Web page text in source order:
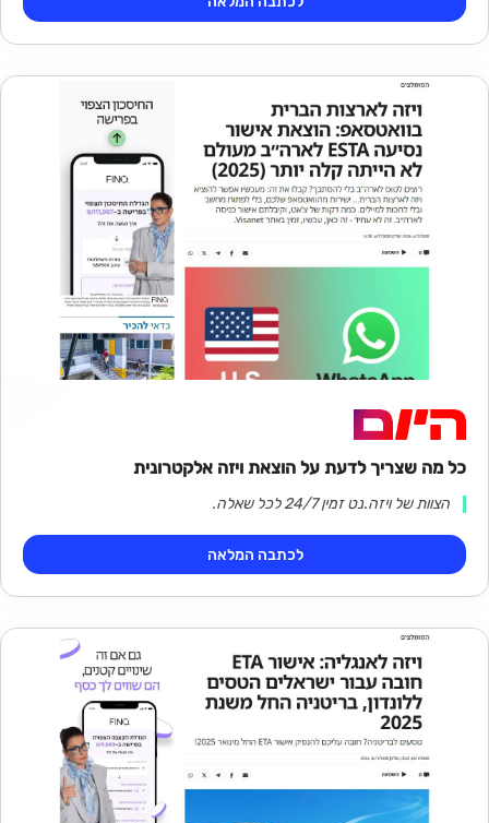
כל מה שצריך לדעת על הוצאת ויזה אלקטרונית
הצוות של ויזה.נט זמין 24/7 לכל שאלה.
לכתבה המלאה